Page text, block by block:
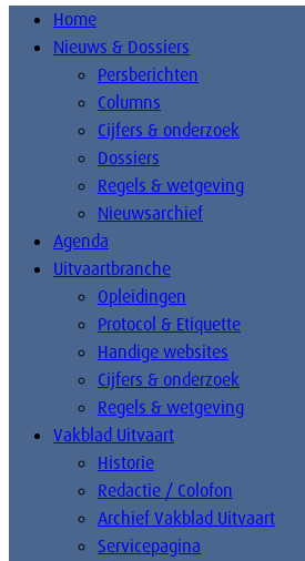
Home
Nieuws & Dossiers
Persberichten
Columns
Cijfers & onderzoek
Dossiers
Regels & wetgeving
Nieuwsarchief
Agenda
Uitvaartbranche
Opleidingen
Protocol & Etiquette
Handige websites
Cijfers & onderzoek
Regels & wetgeving
Vakblad Uitvaart
Historie
Redactie / Colofon
Archief Vakblad Uitvaart
Servicepagina